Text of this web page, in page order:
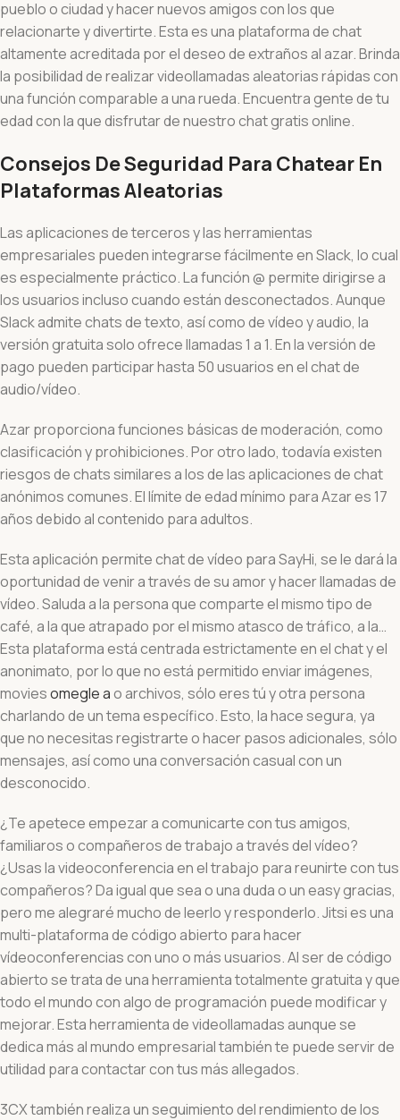
pueblo o ciudad y hacer nuevos amigos con los que
relacionarte y divertirte. Esta es una plataforma de chat
altamente acreditada por el deseo de extraños al azar. Brinda
la posibilidad de realizar videollamadas aleatorias rápidas con
una función comparable a una rueda. Encuentra gente de tu
edad con la que disfrutar de nuestro chat gratis online.
Consejos De Seguridad Para Chatear En
Plataformas Aleatorias
Las aplicaciones de terceros y las herramientas
empresariales pueden integrarse fácilmente en Slack, lo cual
es especialmente práctico. La función @ permite dirigirse a
los usuarios incluso cuando están desconectados. Aunque
Slack admite chats de texto, así como de vídeo y audio, la
versión gratuita solo ofrece llamadas 1 a 1. En la versión de
pago pueden participar hasta 50 usuarios en el chat de
audio/vídeo.
Azar proporciona funciones básicas de moderación, como
clasificación y prohibiciones. Por otro lado, todavía existen
riesgos de chats similares a los de las aplicaciones de chat
anónimos comunes. El límite de edad mínimo para Azar es 17
años debido al contenido para adultos.
Esta aplicación permite chat de vídeo para SayHi, se le dará la
oportunidad de venir a través de su amor y hacer llamadas de
vídeo. Saluda a la persona que comparte el mismo tipo de
café, a la que atrapado por el mismo atasco de tráfico, a la…
Esta plataforma está centrada estrictamente en el chat y el
anonimato, por lo que no está permitido enviar imágenes,
moviesomegle ao archivos, sólo eres tú y otra persona
charlando de un tema específico. Esto, la hace segura, ya
que no necesitas registrarte o hacer pasos adicionales, sólo
mensajes, así como una conversación casual con un
desconocido.
¿Te apetece empezar a comunicarte con tus amigos,
familiaros o compañeros de trabajo a través del vídeo?
¿Usas la videoconferencia en el trabajo para reunirte con tus
compañeros? Da igual que sea o una duda o un easy gracias,
pero me alegraré mucho de leerlo y responderlo. Jitsi es una
multi-plataforma de código abierto para hacer
vídeoconferencias con uno o más usuarios. Al ser de código
abierto se trata de una herramienta totalmente gratuita y que
todo el mundo con algo de programación puede modificar y
mejorar. Esta herramienta de videollamadas aunque se
dedica más al mundo empresarial también te puede servir de
utilidad para contactar con tus más allegados.
3CX también realiza un seguimiento del rendimiento de los